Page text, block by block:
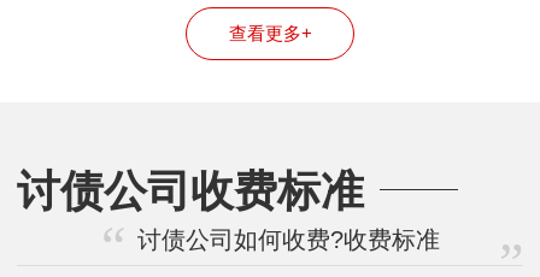
查看更多+
讨债公司收费标准
讨债公司如何收费?收费标准